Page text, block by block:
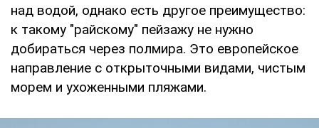
над водой, однако есть другое преимущество:
к такому "райскому" пейзажу не нужно
добираться через полмира. Это европейское
направление с открыточными видами, чистым
морем и ухоженными пляжами.